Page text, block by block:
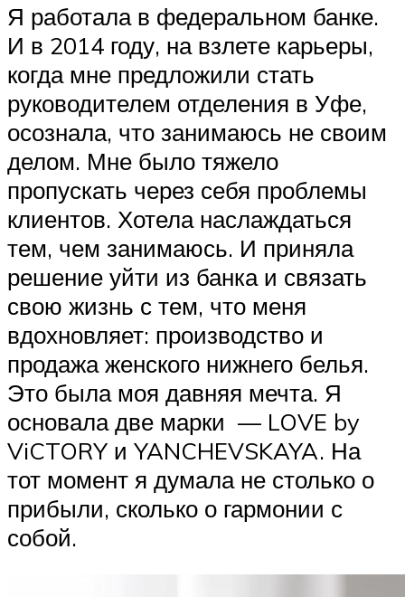
Я работала в федеральном банке.
И в 2014 году, на взлете карьеры,
когда мне предложили стать
руководителем отделения в Уфе,
осознала, что занимаюсь не своим
делом. Мне было тяжело
пропускать через себя проблемы
клиентов. Хотела наслаждаться
тем, чем занимаюсь. И приняла
решение уйти из банка и связать
свою жизнь с тем, что меня
вдохновляет: производство и
продажа женского нижнего белья.
Это была моя давняя мечта. Я
основала две марки — LOVE by
ViCTORY и YANCHEVSKAYA. На
тот момент я думала не столько о
прибыли, сколько о гармонии с
собой.